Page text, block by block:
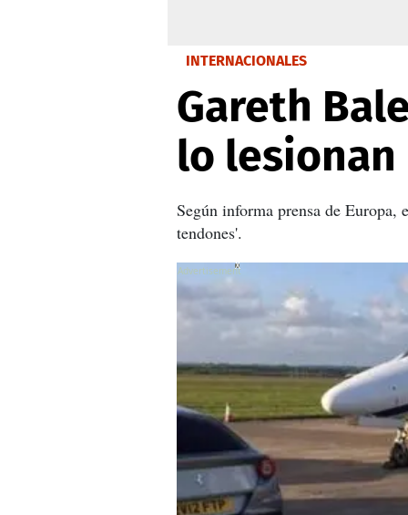
INTERNACIONALES
Gareth
lo lesionan
Según informa prensa de Europa,
tendones'.
X